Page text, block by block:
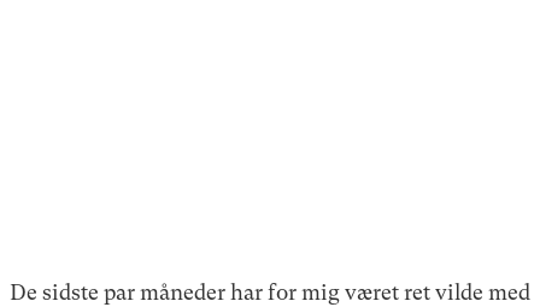
De sidste par måneder har for mig været ret vilde med